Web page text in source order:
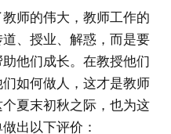
师的伟大，教师工作的
、授业、解惑，而是要
他们成长。在教授他们
如何做人，这才是教师
夏末初秋之际，也为这
出以下评价：